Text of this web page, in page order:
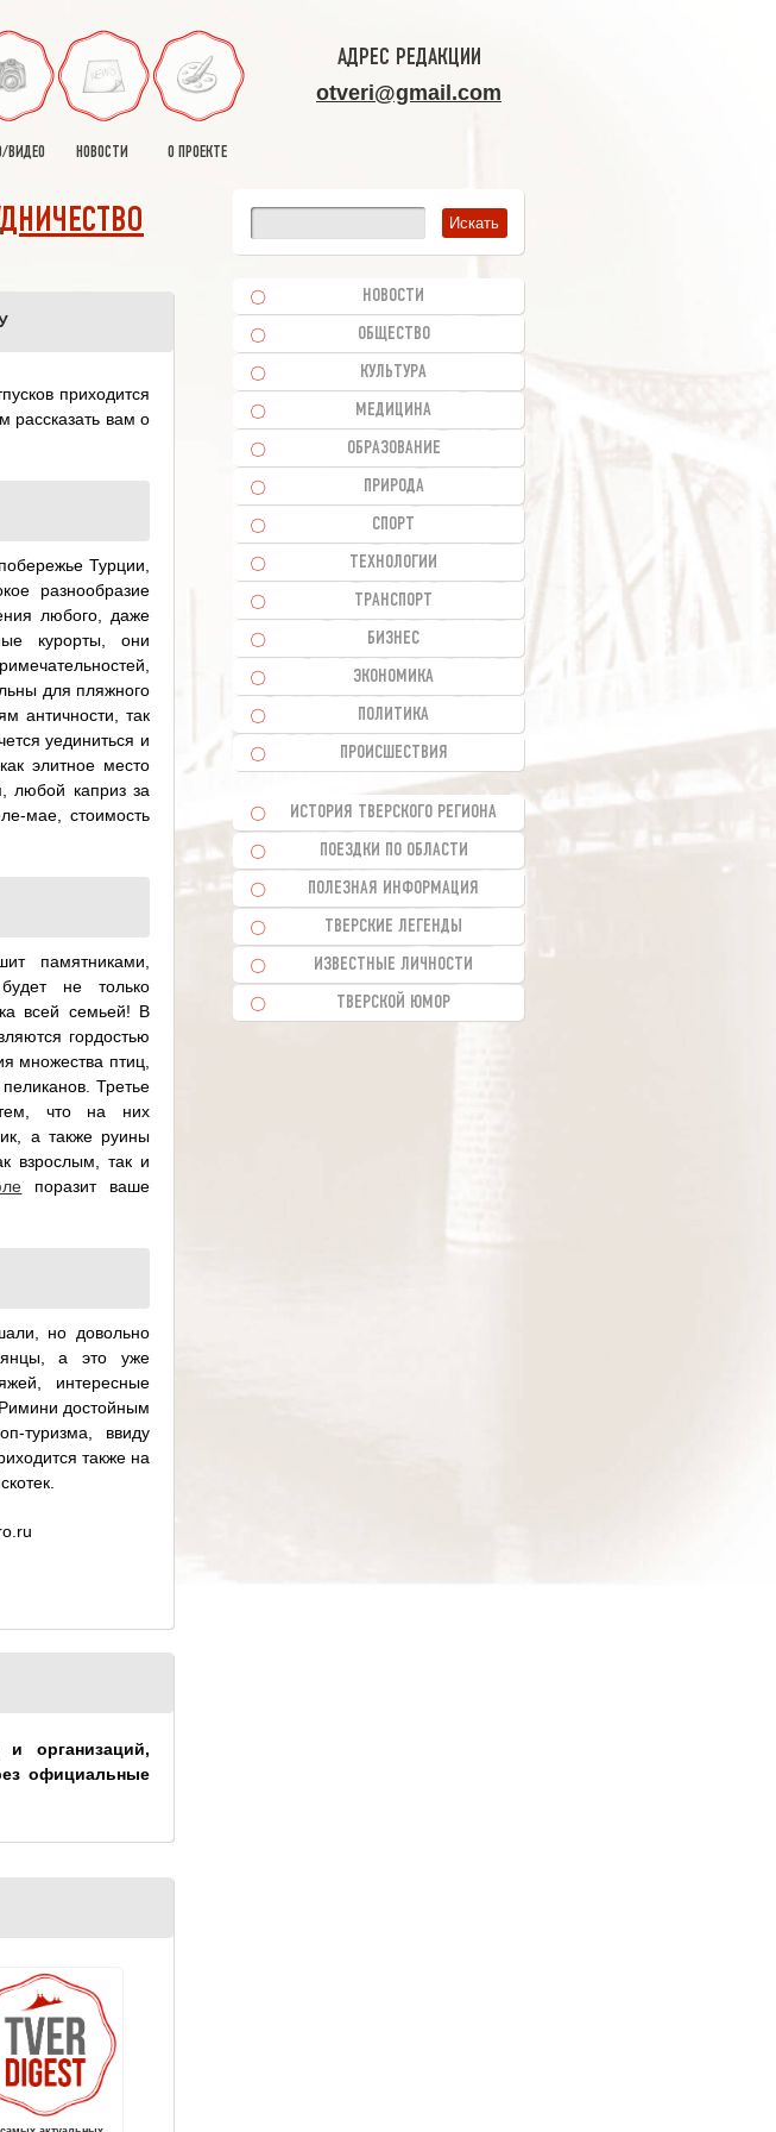
ВИДЕО НОВОСТИ О ПРОЕКТЕ
АДРЕС РЕДАКЦИИ
otveri@gmail.com
приходится
рассказать вам о
Турции,
разнообразие
любого, даже
курорты, они
для пляжного
античности, так
уединиться и
элитное место
любой каприз за
мае, стоимость
памятниками,
не только
всей семьей! В
гордостью
множества птиц,
Третье
что на них
а также руины
взрослым, так и
поразит ваше
но довольно
а это уже
интересные
достойным
туризма, ввиду
также на
организаций,
официальные
НОВОСТИ
ОБЩЕСТВО
КУЛЬТУРА
МЕДИЦИНА
ОБРАЗОВАНИЕ
ПРИРОДА
СПОРТ
ТЕХНОЛОГИИ
ТРАНСПОРТ
БИЗНЕС
ЭКОНОМИКА
ПОЛИТИКА
ПРОИСШЕСТВИЯ
ИСТОРИЯ ТВЕРСКОГО РЕГИОНА
ПОЕЗДКИ ПО ОБЛАСТИ
ПОЛЕЗНАЯ ИНФОРМАЦИЯ
ТВЕРСКИЕ ЛЕГЕНДЫ
ИЗВЕСТНЫЕ ЛИЧНОСТИ
ТВЕРСКОЙ ЮМОР